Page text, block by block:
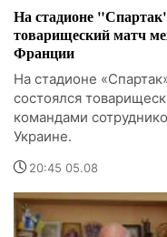
На стадионе
товарищеский матч
Франции
На стадионе
состоялся
командами
Украине.
20:45 05.08